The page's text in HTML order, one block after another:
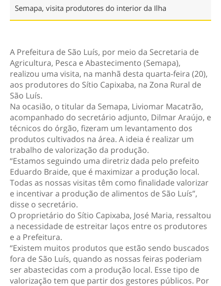
Semapa, visita produtores do interior da Ilha
A Prefeitura de São Luís, por meio da Secretaria de
Agricultura, Pesca e Abastecimento (Semapa),
realizou uma visita, na manhã desta quarta-feira (20),
aos produtores do Sítio Capixaba, na Zona Rural de
São Luís.
Na ocasião, o titular da Semapa, Liviomar Macatrão,
acompanhado do secretário adjunto, Dilmar Araújo, e
técnicos do órgão, fizeram um levantamento dos
produtos cultivados na área. A ideia é realizar um
trabalho de valorização da produção.
“Estamos seguindo uma diretriz dada pelo prefeito
Eduardo Braide, que é maximizar a produção local.
Todas as nossas visitas têm como finalidade valorizar
e incentivar a produção de alimentos de São Luís”,
disse o secretário.
O proprietário do Sítio Capixaba, José Maria, ressaltou
a necessidade de estreitar laços entre os produtores
e a Prefeitura.
“Existem muitos produtos que estão sendo buscados
fora de São Luís, quando as nossas feiras poderiam
ser abastecidas com a produção local. Esse tipo de
valorização tem que partir dos gestores públicos. Por